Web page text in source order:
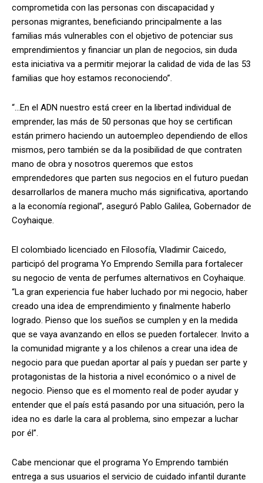
comprometida con las personas con discapacidad y
personas migrantes, beneficiando principalmente a las
familias más vulnerables con el objetivo de potenciar sus
emprendimientos y financiar un plan de negocios, sin duda
esta iniciativa va a permitir mejorar la calidad de vida de las 53
familias que hoy estamos reconociendo”.
“…En el ADN nuestro está creer en la libertad individual de
emprender, las más de 50 personas que hoy se certifican
están primero haciendo un autoempleo dependiendo de ellos
mismos, pero también se da la posibilidad de que contraten
mano de obra y nosotros queremos que estos
emprendedores que parten sus negocios en el futuro puedan
desarrollarlos de manera mucho más significativa, aportando
a la economía regional”, aseguró Pablo Galilea, Gobernador de
Coyhaique.
El colombiado licenciado en Filosofía, Vladimir Caicedo,
participó del programa Yo Emprendo Semilla para fortalecer
su negocio de venta de perfumes alternativos en Coyhaique.
“La gran experiencia fue haber luchado por mi negocio, haber
creado una idea de emprendimiento y finalmente haberlo
logrado. Pienso que los sueños se cumplen y en la medida
que se vaya avanzando en ellos se pueden fortalecer. Invito a
la comunidad migrante y a los chilenos a crear una idea de
negocio para que puedan aportar al país y puedan ser parte y
protagonistas de la historia a nivel económico o a nivel de
negocio. Pienso que es el momento real de poder ayudar y
entender que el país está pasando por una situación, pero la
idea no es darle la cara al problema, sino empezar a luchar
por él”.
Cabe mencionar que el programa Yo Emprendo también
entrega a sus usuarios el servicio de cuidado infantil durante